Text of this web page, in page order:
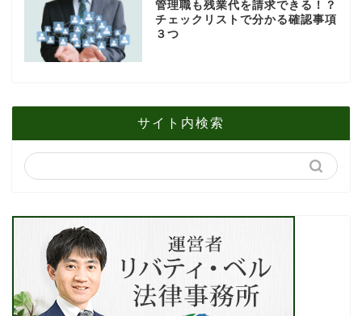
管理職も残業代を請求できる！？
チェックリストで分かる確認事項
３つ
サイト内検索